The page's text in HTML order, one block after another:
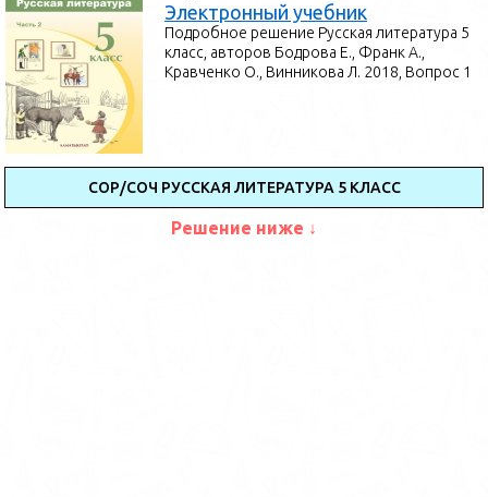
Электронный учебник
Подробное решение Русская литература 5
класс, авторов Бодрова Е., Франк А.,
Кравченко О., Винникова Л. 2018, Вопрос 1
СОР/СОЧ РУССКАЯ ЛИТЕРАТУРА 5 КЛАСС
Решение ниже ↓